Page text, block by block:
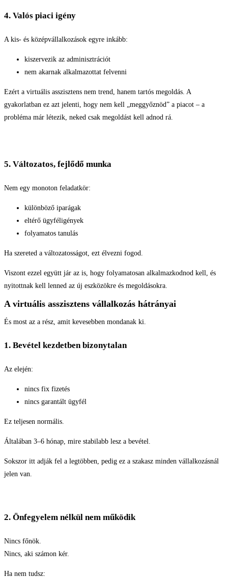
4. Valós piaci igény
A kis- és középvállalkozások egyre inkább:
kiszervezik az adminisztrációt
nem akarnak alkalmazottat felvenni
Ezért a virtuális asszisztens nem trend, hanem tartós megoldás. A
gyakorlatban ez azt jelenti, hogy nem kell „meggyőznöd” a piacot – a
probléma már létezik, neked csak megoldást kell adnod rá.
5. Változatos, fejlődő munka
Nem egy monoton feladatkör:
különböző iparágak
eltérő ügyféligények
folyamatos tanulás
Ha szereted a változatosságot, ezt élvezni fogod.
Viszont ezzel együtt jár az is, hogy folyamatosan alkalmazkodnod kell, és
nyitottnak kell lenned az új eszközökre és megoldásokra.
A virtuális asszisztens vállalkozás hátrányai
És most az a rész, amit kevesebben mondanak ki.
1. Bevétel kezdetben bizonytalan
Az elején:
nincs fix fizetés
nincs garantált ügyfél
Ez teljesen normális.
Általában 3–6 hónap, mire stabilabb lesz a bevétel.
Sokszor itt adják fel a legtöbben, pedig ez a szakasz minden vállalkozásnál
jelen van.
2. Önfegyelem nélkül nem működik
Nincs főnök.
Nincs, aki számon kér.
Ha nem tudsz: